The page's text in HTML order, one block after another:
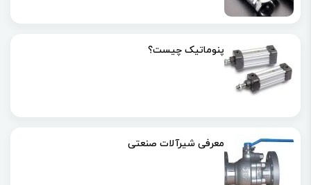
پنوماتیک چیست؟
معرفی شیرآلات صنعتی